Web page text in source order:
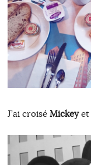
J’ai croisé Mickeyet